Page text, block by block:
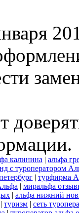
калинина | альфа
с туроператором
| турфирма
| миральфа
| альфа нижний
| туризм | сеть